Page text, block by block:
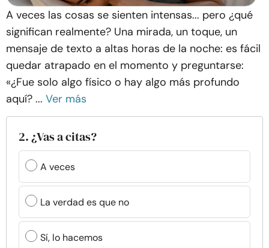
A veces las cosas se sienten intensas... pero ¿qué
significan realmente? Una mirada, un toque, un
mensaje de texto a altas horas de la noche: es fácil
quedar atrapado en el momento y preguntarse:
«¿Fue solo algo físico o hay algo más profundo
aquí? ... Ver más
2. ¿Vas a citas?
A veces
La verdad es que no
Sí, lo hacemos